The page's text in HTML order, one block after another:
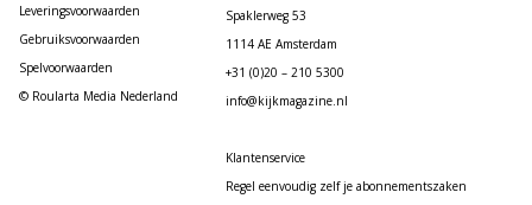
Leveringsvoorwaarden
Gebruiksvoorwaarden
Spelvoorwaarden
© Roularta Media Nederland
Spaklerweg 53
1114 AE Amsterdam
+31 (0)20 – 210 5300
info@kijkmagazine.nl
Klantenservice
Regel eenvoudig zelf je abonnementszaken